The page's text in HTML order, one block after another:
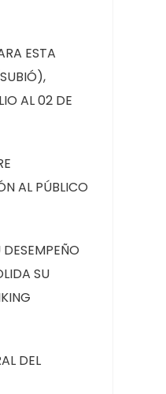
ESTA
AL 02 DE
AL PÚBLICO
SU
DEL